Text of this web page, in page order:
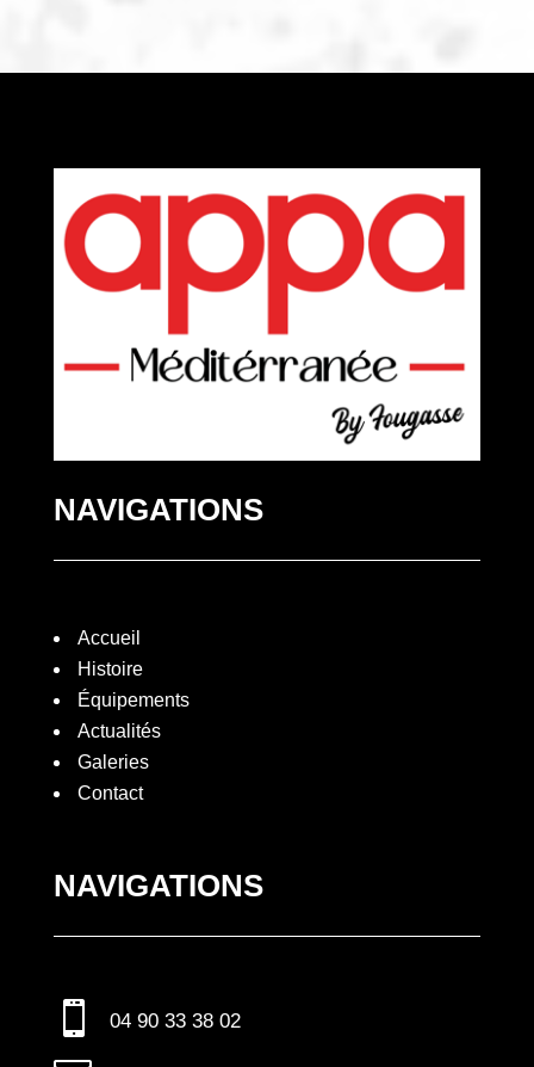
NAVIGATIONS
Accueil
Histoire
Équipements3
Actualités
Galeries
Contact
NAVIGATIONS
 04 90 33 38 02